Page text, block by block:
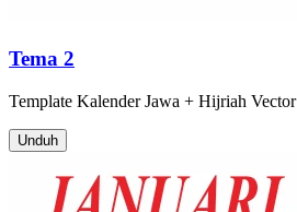
Tema 2
Template Kalender Jawa + Hijriah Vector
Unduh